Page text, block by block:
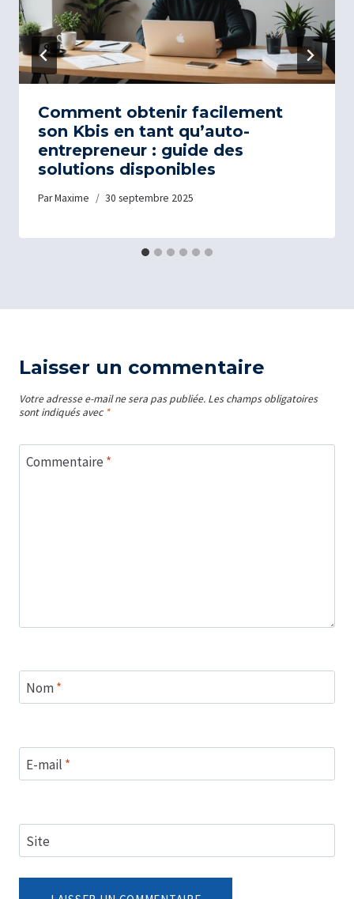
Comment obtenir facilement
son Kbis en tant qu’auto-
entrepreneur : guide des
solutions disponibles
ParMaxime 30 septembre 2025
Laisser un commentaire
Votre adresse e-mail ne sera pas publiée. Les champs obligatoires
sont indiqués avec *
Commentaire *
Nom*
E-mail *
Site